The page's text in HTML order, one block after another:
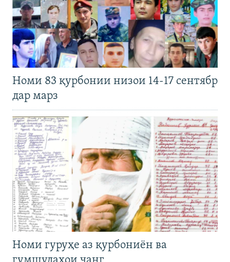
Номи 83 қурбонии низои 14-17 сентябр
дар марз
Номи гуруҳе аз қурбониён ва